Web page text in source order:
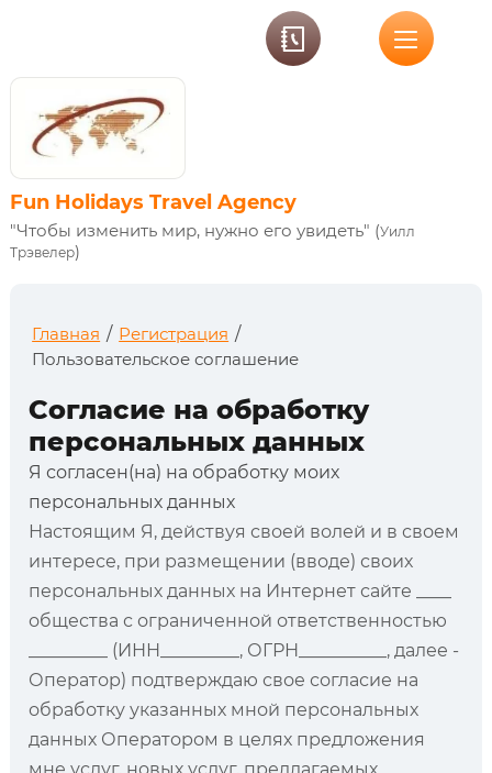
Fun Holidays Travel Agency
"Чтобы изменить мир, нужно его увидеть" (Уилл
Трэвелер)
Главная / Регистрация /
Пользовательское соглашение
Согласие на обработку
персональных данных
Я согласен(на) на обработку моих
персональных данных
Настоящим Я, действуя своей волей и в своем
интересе, при размещении (вводе) своих
персональных данных на Интернет сайте ____
общества с ограниченной ответственностью
_________ (ИНН_________, ОГРН__________, далее -
Оператор) подтверждаю свое согласие на
обработку указанных мной персональных
данных Оператором в целях предложения